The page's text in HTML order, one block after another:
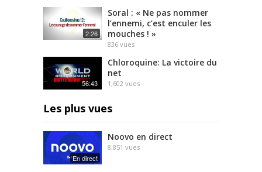
2:26
Soral : « Ne pas nommer
l’ennemi, c’est enculer les
mouches ! »
836 vues
56:43
Chloroquine: La victoire du
net
1,602 vues
Les plus vues
En direct
Noovo en direct
8,851 vues